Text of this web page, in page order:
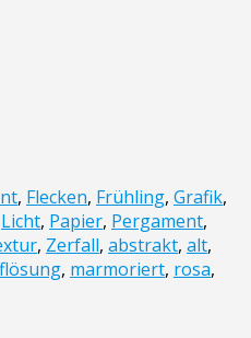
, Flecken, Frühling, Grafik,
Licht, Papier, Pergament,
, Zerfall, abstrakt, alt,
, marmoriert, rosa,